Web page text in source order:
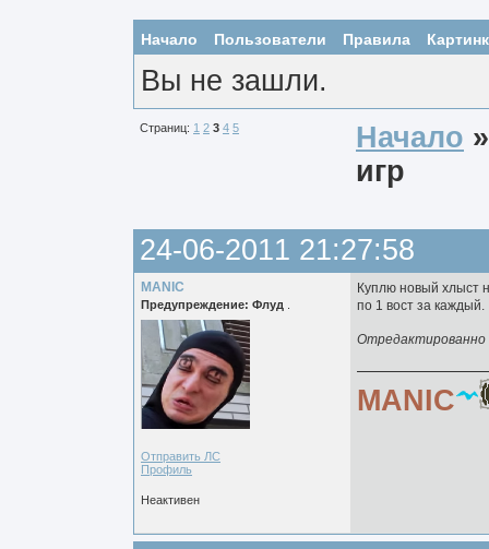
Начало Пользователи Правила
Вы не зашли.
Страниц: 1 2 3 4 5 Начало
игр
24-06-2011 21:27:58
MANIC
Предупреждение: Флуд
Отправить ЛС
Профиль
Куплю новый хлыст
по 1 вост за каждый.
Отредактированно
MANIC
Неактивен